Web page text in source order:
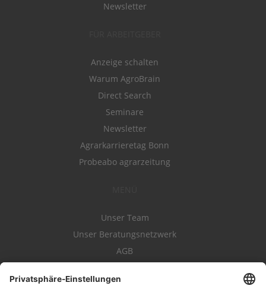
Newsletter
Anzeige schalten
Warum AgroBrain
Direct Search
Seminare
Newsletter
Agrarkarrieretag Bonn
Probeabo agrarzeitung
Unser Team
Unser Beratungsnetzwerk
AGB
Datenschutz